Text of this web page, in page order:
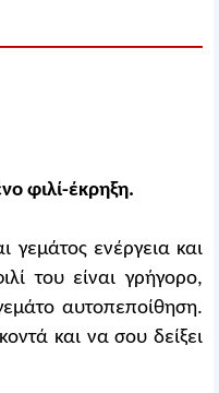
φιλί-έκρηξη.
γεμάτος ενέργεια και
του είναι γρήγορο,
αυτοπεποίθηση.
και να σου δείξει